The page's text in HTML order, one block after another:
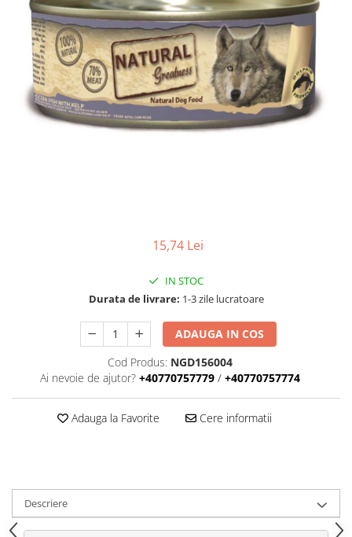
15,74 Lei
IN STOC
Durata de livrare: 1-3 zile lucratoare
ADAUGA IN COS
Cod Produs: NGD156004
Ai nevoie de ajutor? +40770757779 / +40770757774
Adauga la Favorite Cere informatii
Descriere